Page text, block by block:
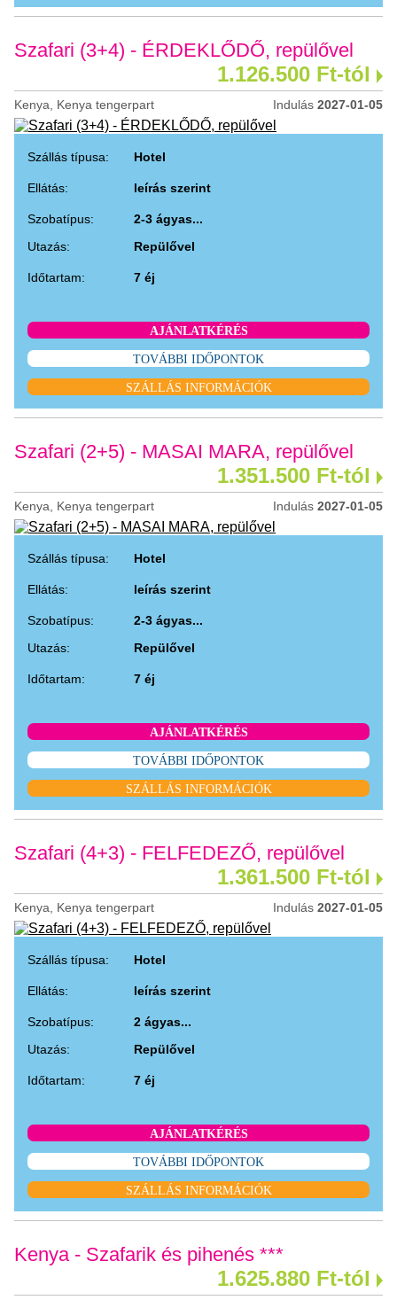
Szafari (3+4) - ÉRDEKLŐDŐ, repülővel
1.126.500 Ft-tól
Kenya, Kenya tengerpart Indulás 2027-01-05
Szállás típusa: Hotel
Ellátás: leírás szerint
Szobatípus:
2-3 ágyas...
Utazás:
Repülővel
Időtartam: 7 éj
AJÁNLATKÉRÉS
TOVÁBBI IDŐPONTOK
SZÁLLÁS INFORMÁCIÓK
Szafari (2+5) - MASAI MARA, repülővel
1.351.500 Ft-tól
Kenya, Kenya tengerpart Indulás 2027-01-05
Szállás típusa: Hotel
Ellátás: leírás szerint
Szobatípus:
2-3 ágyas...
Utazás:
Repülővel
Időtartam: 7 éj
AJÁNLATKÉRÉS
TOVÁBBI IDŐPONTOK
SZÁLLÁS INFORMÁCIÓK
Szafari (4+3) - FELFEDEZŐ, repülővel
1.361.500 Ft-tól
Kenya, Kenya tengerpart Indulás 2027-01-05
Szállás típusa: Hotel
Ellátás: leírás szerint
Szobatípus:
2 ágyas...
Utazás:
Repülővel
Időtartam: 7 éj
AJÁNLATKÉRÉS
TOVÁBBI IDŐPONTOK
SZÁLLÁS INFORMÁCIÓK
Kenya - Szafarik és pihenés ***
1.625.880 Ft-tól